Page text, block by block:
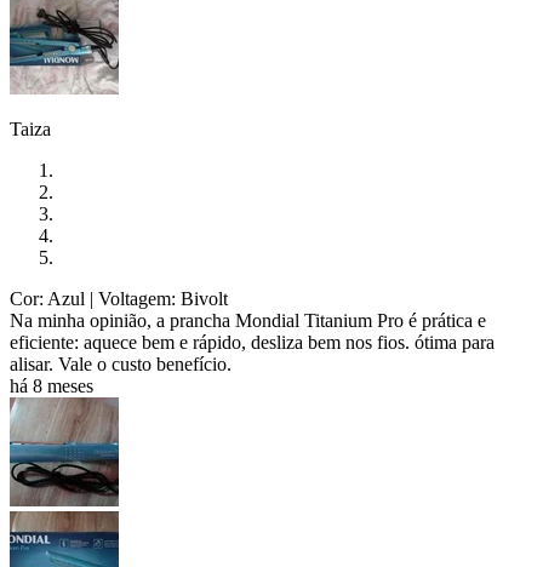
Taiza
Cor: Azul | Voltagem: Bivolt
Na minha opinião, a prancha Mondial Titanium Pro é prática e
eficiente: aquece bem e rápido, desliza bem nos fios. ótima para
alisar. Vale o custo benefício.
há 8 meses